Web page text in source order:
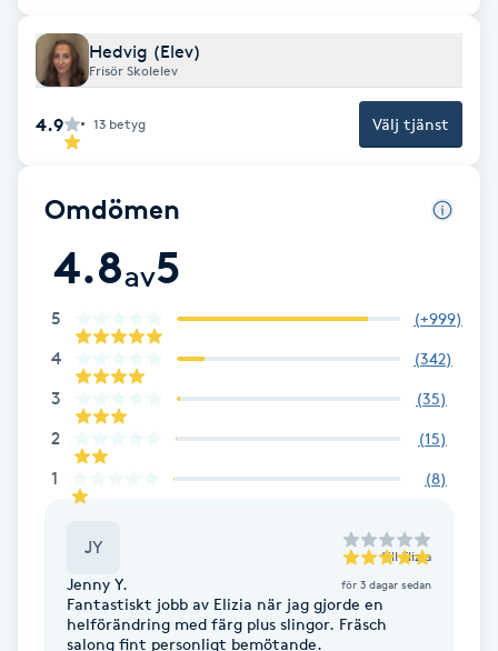
Fillers
Fotmassage
Fotsvamp
Fransborttagning
Fransfärgning
Fransförlängning
Fransförlängning Megavolym
Fransförlängning Volym
Hedvig (Elev)
Frisör Skolelev
4.9 13 betyg Välj tjänst
Omdömen
4.8av5
5 (+999)
4 (342)
3 (35)
2 (15)
1 (8)
JY till Elizia
Jenny Y. för 3 dagar sedan
Fantastiskt jobb av Elizia när jag gjorde en
helförändring med färg plus slingor. Fräsch
salong fint personligt bemötande.